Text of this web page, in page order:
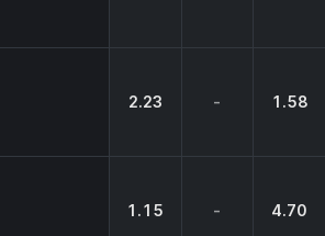
2.23 - 1.58
1.15 - 4.70